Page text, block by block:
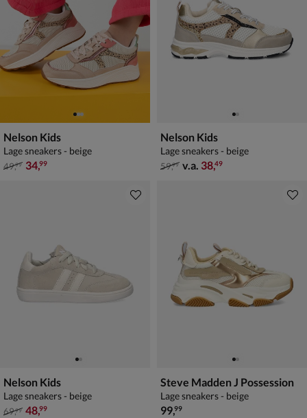
Nelson Kids
Lage sneakers - beige
van € 49,99 voor € 34,99
49,99 34,99
Nelson Kids
Lage sneakers - beige
van € 59,99 vanaf € 38,49
59,99 v.a. 38,49
Nelson Kids
Lage sneakers - beige
van € 69,99 voor € 48,99
69,99 48,99
Steve Madden J Possession
Lage sneakers - beige
€ 99,99
99,99